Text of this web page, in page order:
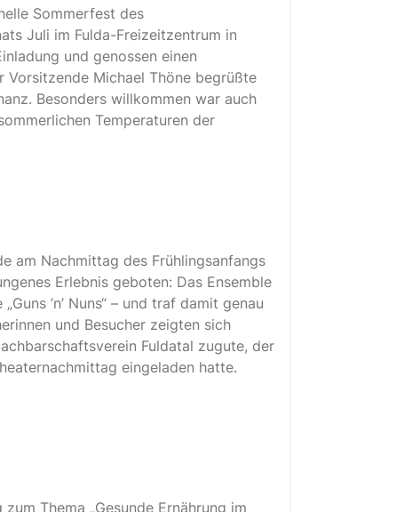
Sommerfest des
Juli im Fulda-Freizeitzentrum in
und genossen einen
Vorsitzende Michael Thöne begrüßte
Besonders willkommen war auch
Temperaturen der
am Nachmittag des Frühlingsanfangs
Erlebnis geboten: Das Ensemble
’n’ Nuns“ – und traf damit genau
und Besucher zeigten sich
Fuldatal zugute, der
eingeladen hatte.
Thema „Gesunde Ernährung im